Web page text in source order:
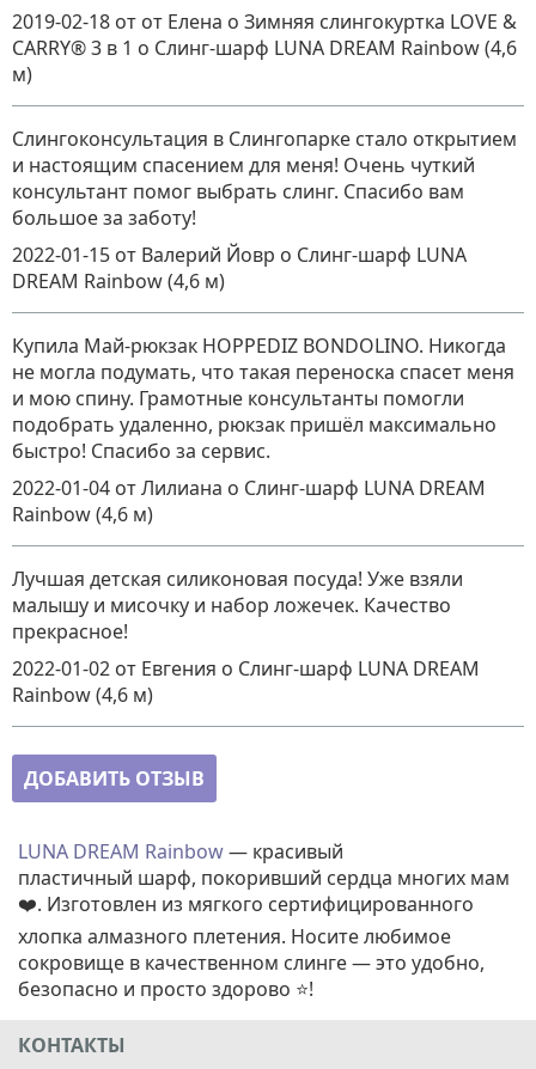
2019-02-18 от от Елена о Зимняя слингокуртка LOVE &
CARRY® 3 в 1 о Слинг-шарф LUNA DREAM Rainbow (4,6
м)
Слингоконсультация в Слингопарке стало открытием
и настоящим спасением для меня! Очень чуткий
консультант помог выбрать слинг. Спасибо вам
большое за заботу!
2022-01-15 от Валерий Йовр о Слинг-шарф LUNA
DREAM Rainbow (4,6 м)
Купила Май-рюкзак HOPPEDIZ BONDOLINO. Никогда
не могла подумать, что такая переноска спасет меня
и мою спину. Грамотные консультанты помогли
подобрать удаленно, рюкзак пришёл максимально
быстро! Спасибо за сервис.
2022-01-04 от Лилиана о Слинг-шарф LUNA DREAM
Rainbow (4,6 м)
Лучшая детская силиконовая посуда! Уже взяли
малышу и мисочку и набор ложечек. Качество
прекрасное!
2022-01-02 от Евгения о Слинг-шарф LUNA DREAM
Rainbow (4,6 м)
ДОБАВИТЬ ОТЗЫВ
LUNA DREAM Rainbow— красивый
пластичный шарф, покоривший сердца многих мам
❤️. Изготовлен из мягкого сертифицированного
хлопка алмазного плетения. Носите любимое
сокровище в качественном слинге — это удобно,
безопасно и просто здорово ⭐!
КОНТАКТЫ